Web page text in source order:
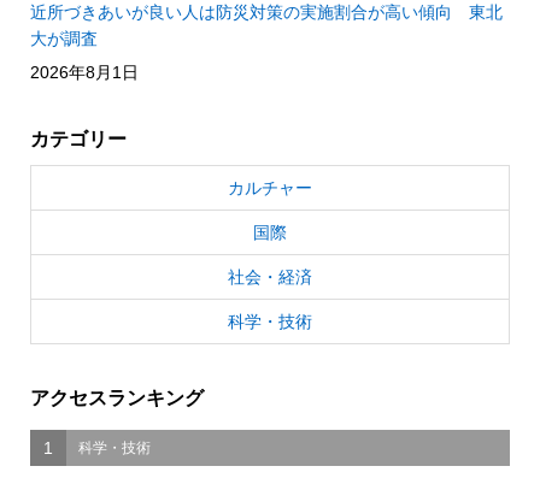
近所づきあいが良い人は防災対策の実施割合が高い傾向 東北
大が調査
2026年8月1日
カテゴリー
カルチャー
国際
社会・経済
科学・技術
アクセスランキング
1 科学・技術